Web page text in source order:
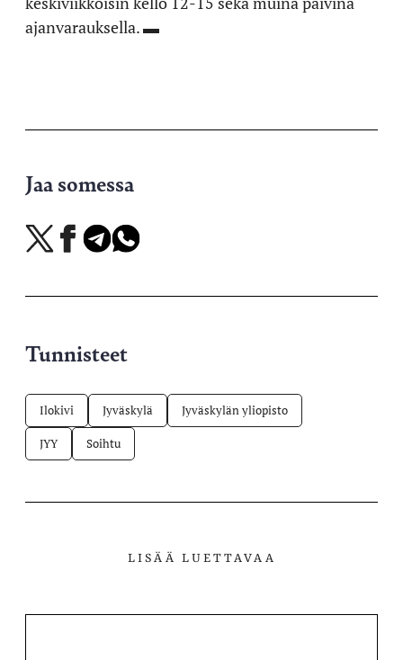
ajanvarauksella. ▬
Jaa somessa
Jaa
X-
Jaa
Facebookissa
Jaa
Telegramissa
Jaa
WhatsAppissa
Tunnisteet
Ilokivi Jyväskylä Jyväskylän yliopisto
JYY Soihtu
LISÄÄ LUETTAVAA